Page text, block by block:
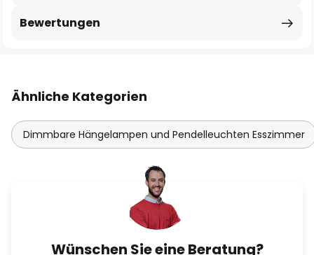
Bewertungen
Ähnliche Kategorien
Dimmbare Hängelampen und Pendelleuchten Esszimmer
Wünschen Sie eine Beratung?